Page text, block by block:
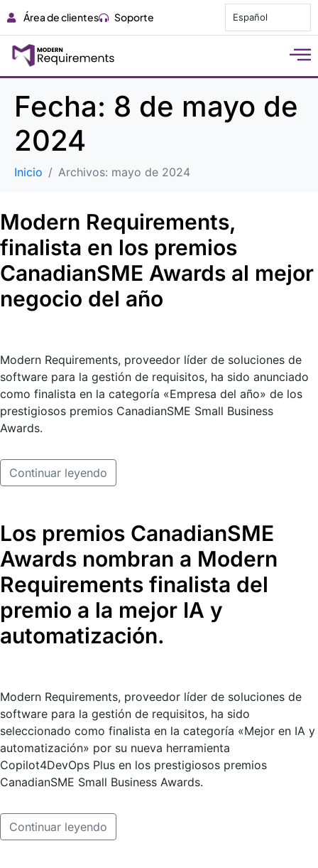
Área de clientes Soporte Español
Fecha: 8 de mayo de
2024
Inicio Archivos: mayo de 2024
Modern Requirements,
finalista en los premios
CanadianSME Awards al mejor
negocio del año
Modern Requirements, proveedor líder de soluciones de
software para la gestión de requisitos, ha sido anunciado
como finalista en la categoría «Empresa del año» de los
prestigiosos premios CanadianSME Small Business
Awards.
Continuar leyendo
Los premios CanadianSME
Awards nombran a Modern
Requirements finalista del
premio a la mejor IA y
automatización.
Modern Requirements, proveedor líder de soluciones de
software para la gestión de requisitos, ha sido
seleccionado como finalista en la categoría «Mejor en IA y
automatización» por su nueva herramienta
Copilot4DevOps Plus en los prestigiosos premios
CanadianSME Small Business Awards.
Continuar leyendo